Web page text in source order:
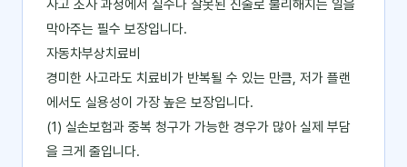
사고 조사 과정에서 실수나 잘못된 진술로 불리해지는 일을
막아주는 필수 보장입니다.
자동차부상치료비
경미한 사고라도 치료비가 반복될 수 있는 만큼, 저가 플랜
에서도 실용성이 가장 높은 보장입니다.
(1) 실손보험과 중복 청구가 가능한 경우가 많아 실제 부담
을 크게 줄입니다.